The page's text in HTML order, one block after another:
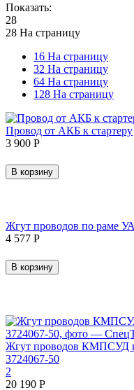
Показать:
28
28 На страницу
16 На страницу
32 На страницу
64 На страницу
128 На страницу
Провод от АКБ к стартеру
3 900 Р
В корзину
Жгут проводов по раме
4 577 Р
В корзину
Жгут проводов КМПСУД
3724067-50
2
20 190 Р